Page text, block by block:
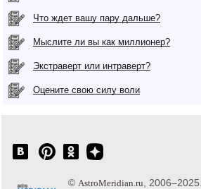
Что ждет вашу пару дальше?
Мыслите ли вы как миллионер?
Экстраверт или интраверт?
Оцените свою силу воли
© AstroMeridian.ru ,